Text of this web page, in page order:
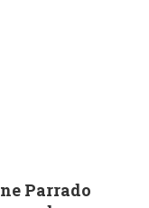
Parrado